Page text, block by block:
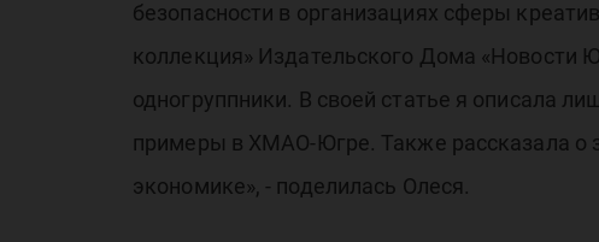
безопасности в организациях сферы
коллекция» Издательского Дома «Новости
одногруппники. В своей статье я описала
примеры в ХМАО-Югре. Также рассказала о
экономике», - поделилась Олеся.